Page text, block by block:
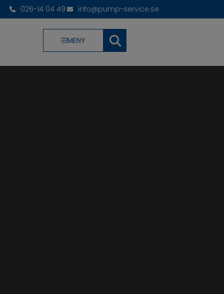
026-14 04 49 info@pump-service.se
MENY